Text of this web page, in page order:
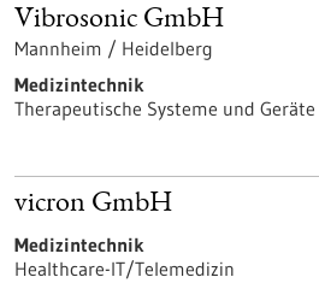
Vibrosonic GmbH
Mannheim / Heidelberg
Medizintechnik
Therapeutische Systeme und Geräte
vicron GmbH
Medizintechnik
Healthcare-IT/Telemedizin